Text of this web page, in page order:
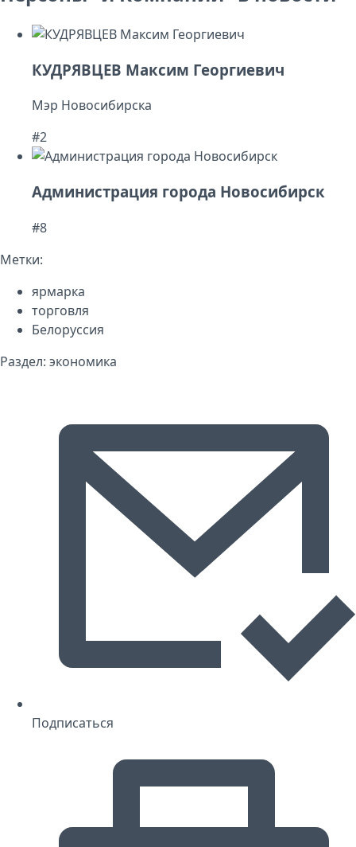
КУДРЯВЦЕВ Максим Георгиевич
Мэр Новосибирска
#2
Администрация города Новосибирск
#8
Метки:
ярмарка
торговля
Белоруссия
Раздел: экономика
Подписаться